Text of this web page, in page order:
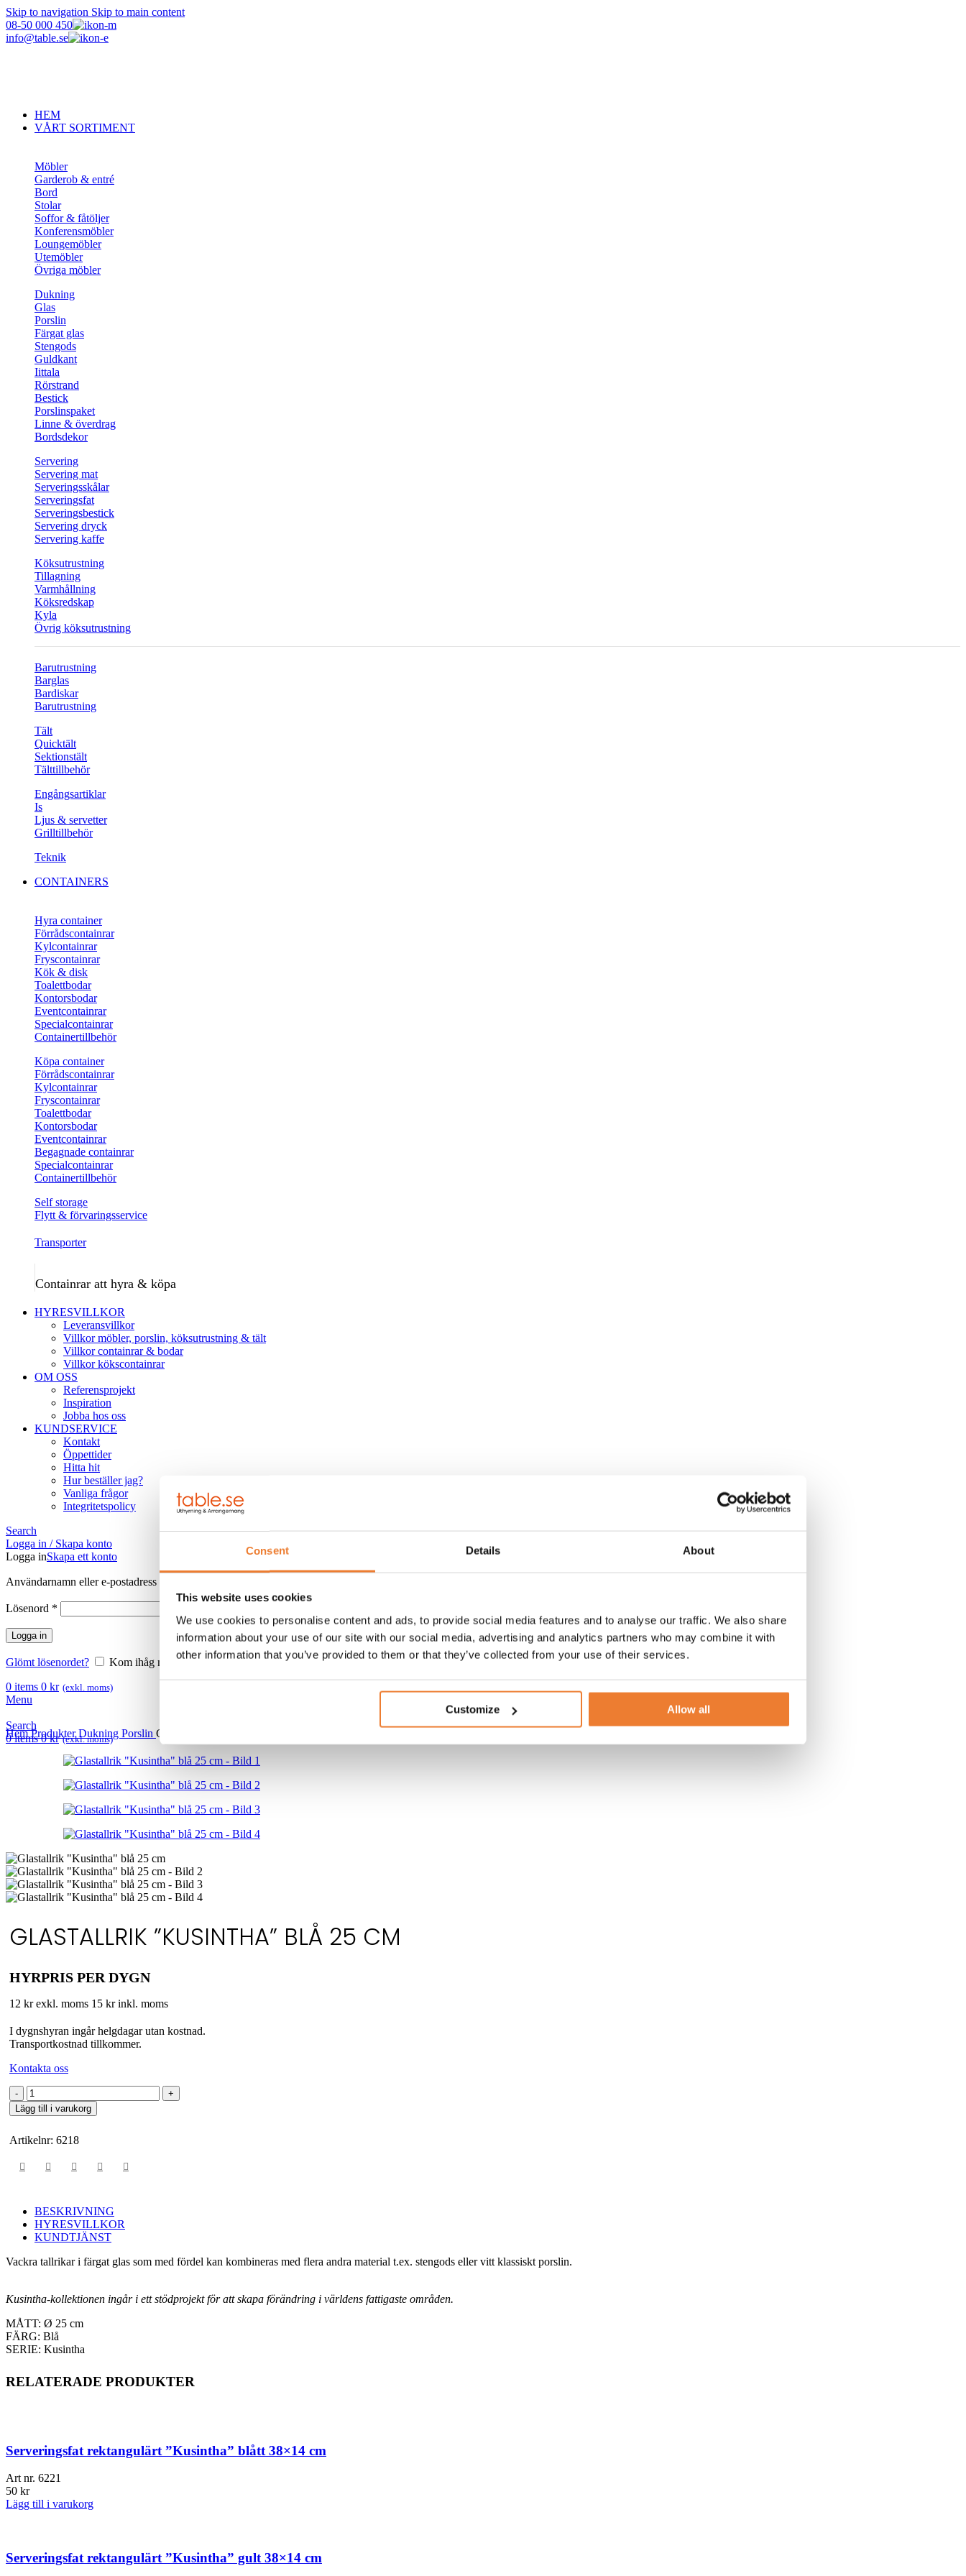
Consent Details About
This website uses cookies
We use cookies to personalise content and ads, to provide social media features and to analyse our traffic. We also share
information about your use of our site with our social media, advertising and analytics partners who may combine it with
other information that you’ve provided to them or that they’ve collected from your use of their services.
Customize Allow all
Skip to navigation Skip to main content
08-50 000 450
info@table.se
HEM
VÅRT SORTIMENT
Möbler
Garderob & entré
Bord
Stolar
Soffor & fåtöljer
Konferensmöbler
Loungemöbler
Utemöbler
Övriga möbler
Dukning
Glas
Porslin
Färgat glas
Stengods
Guldkant
Iittala
Rörstrand
Bestick
Porslinspaket
Linne & överdrag
Bordsdekor
Servering
Servering mat
Serveringsskålar
Serveringsfat
Serveringsbestick
Servering dryck
Servering kaffe
Köksutrustning
Tillagning
Varmhållning
Köksredskap
Kyla
Övrig köksutrustning
Barutrustning
Barglas
Bardiskar
Barutrustning
Tält
Quicktält
Sektionstält
Tälttillbehör
Engångsartiklar
Is
Ljus & servetter
Grilltillbehör
Teknik
CONTAINERS
Hyra container
Förrådscontainrar
Kylcontainrar
Fryscontainrar
Kök & disk
Toalettbodar
Kontorsbodar
Eventcontainrar
Specialcontainrar
Containertillbehör
Köpa container
Förrådscontainrar
Kylcontainrar
Fryscontainrar
Toalettbodar
Kontorsbodar
Eventcontainrar
Begagnade containrar
Specialcontainrar
Containertillbehör
Self storage
Flytt & förvaringsservice
Transporter
Containrar att hyra & köpa
HYRESVILLKOR
Leveransvillkor
Villkor möbler, porslin, köksutrustning & tält
Villkor containrar & bodar
Villkor kökscontainrar
OM OSS
Referensprojekt
Inspiration
Jobba hos oss
KUNDSERVICE
Kontakt
Öppettider
Hitta hit
Hur beställer jag?
Vanliga frågor
Integritetspolicy
Search
Logga in / Skapa konto
Logga inSkapa ett konto
Användarnamn eller e-postadress
Lösenord *
Logga in
Glömt lösenordet?
Kom ihåg mig
0 items 0 kr (exkl. moms)
Menu
Search
0items 0kr (exkl. moms)
HemProdukterDukning Porslin Glastallrik ”Kusintha” blå 25 cm
GLASTALLRIK ”KUSINTHA” BLÅ 25 CM
HYRPRIS PER DYGN
12 kr exkl. moms 15 kr inkl. moms
I dygnshyran ingår helgdagar utan kostnad.
Transportkostnad tillkommer.
Kontakta oss
Glastallrik
"Kusintha"
blå
cm
Lägg till i varukorg
Artikelnr: 6218
BESKRIVNING
HYRESVILLKOR
KUNDTJÄNST
Vackra tallrikar i färgat glas som med fördel kan kombineras med flera andra material t.ex. stengods eller vitt klassiskt porslin.
Kusintha-kollektionen ingår i ett stödprojekt för att skapa förändring i världens fattigaste områden.
MÅTT: Ø 25 cm
FÄRG: Blå
SERIE: Kusintha
RELATERADE PRODUKTER
Serveringsfat rektangulärt ”Kusintha” blått 38×14 cm
Art nr. 6221
50 kr
Lägg till i varukorg
Serveringsfat rektangulärt ”Kusintha” gult 38×14 cm